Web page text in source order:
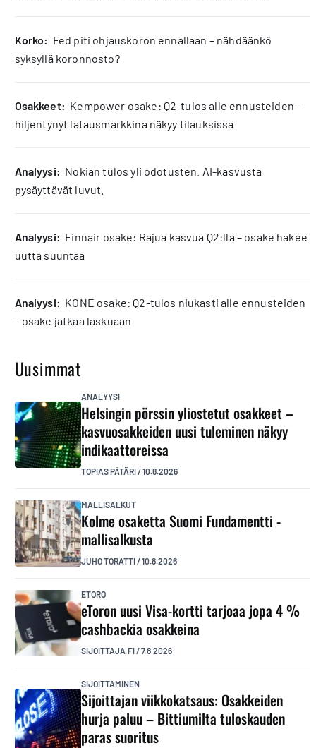
korko: Fed piti ohjauskoron ennallaan – nähdäänkö
syksyllä koronnosto?
osakkeet: Kempower osake: Q2-tulos alle ennusteiden –
hiljentynyt latausmarkkina näkyy tilauksissa
analyysi: Nokian tulos yli odotusten. AI-kasvusta
pysäyttävät luvut.
analyysi: Finnair osake: Rajua kasvua Q2:lla – osake hakee
uutta suuntaa
analyysi: KONE osake: Q2-tulos niukasti alle ennusteiden
– osake jatkaa laskuaan
Uusimmat
ANALYYSI
Helsingin pörssin yliostetut osakkeet –
kasvuosakkeiden uusi tuleminen näkyy
indikaattoreissa
TOPIAS PÄTÄRI/10.8.2026
MALLISALKUT
Kolme osaketta Suomi Fundamentti -
mallisalkusta
JUHO TORATTI/10.8.2026
ETORO
eToron uusi Visa-kortti tarjoaa jopa 4 %
cashbackia osakkeina
SIJOITTAJA.FI/7.8.2026
SIJOITTAMINEN
Sijoittajan viikkokatsaus: Osakkeiden
hurja paluu – Bittiumilta tuloskauden
paras suoritus